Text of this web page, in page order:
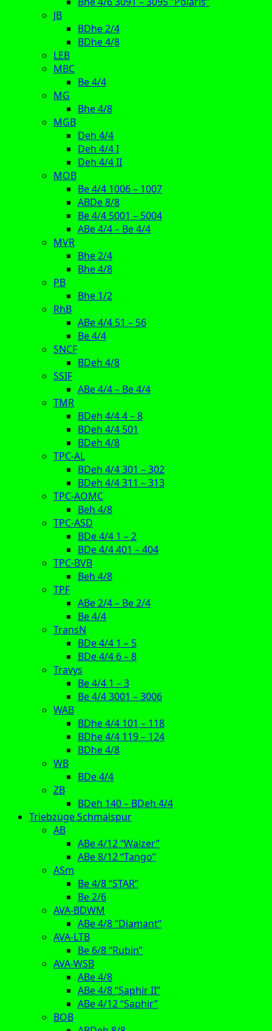
JB
BDhe 2/4
BDhe 4/8
LEB
MBC
Be 4/4
MG
Bhe 4/8
MGB
Deh 4/4
Deh 4/4 I
Deh 4/4 II
MOB
Be 4/4 1006 – 1007
ABDe 8/8
Be 4/4 5001 – 5004
ABe 4/4 – Be 4/4
MVR
Bhe 2/4
Bhe 4/8
PB
Bhe 1/2
RhB
ABe 4/4 51 – 56
Be 4/4
SNCF
BDeh 4/8
SSIF
ABe 4/4 – Be 4/4
TMR
BDeh 4/4 4 – 8
BDeh 4/4 501
BDeh 4/8
TPC-AL
BDeh 4/4 301 – 302
BDeh 4/4 311 – 313
TPC-AOMC
Beh 4/8
TPC-ASD
BDe 4/4 1 – 2
BDe 4/4 401 – 404
TPC-BVB
Beh 4/8
TPF
ABe 2/4 – Be 2/4
Be 4/4
TransN
BDe 4/4 1 – 5
BDe 4/4 6 – 8
Travys
Be 4/4 1 – 3
Be 4/4 3001 – 3006
WAB
BDhe 4/4 101 – 118
BDhe 4/4 119 – 124
BDhe 4/8
WB
BDe 4/4
ZB
BDeh 140 – BDeh 4/4
Triebzüge Schmalspur
AB
ABe 4/12 “Walzer”
ABe 8/12 “Tango”
ASm
Be 4/8 “STAR”
Be 2/6
AVA-BDWM
ABe 4/8 “Diamant”
AVA-LTB
Be 6/8 “Rubin”
AVA-WSB
ABe 4/8
ABe 4/8 “Saphir II”
ABe 4/12 “Saphir”
BOB